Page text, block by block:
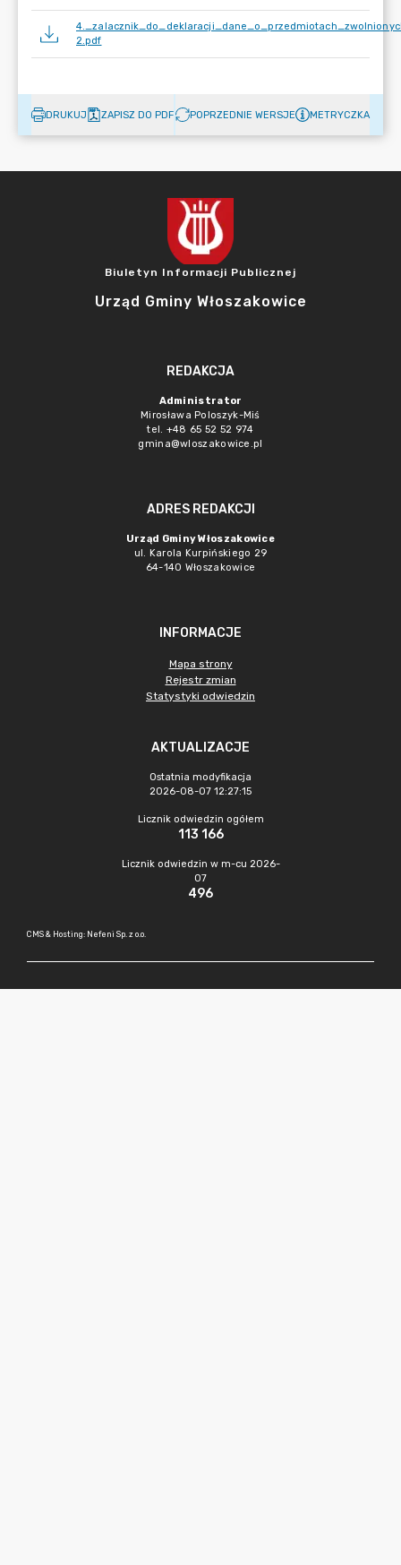
2.pdf
DRUKUJ ZAPISZ DO PDF POPRZEDNIE WERSJE METRYCZKA
Biuletyn Informacji Publicznej
Urząd Gminy Włoszakowice
REDAKCJA
Administrator
Mirosława Poloszyk-Miś
tel. +48 65 52 52 974
gmina@wloszakowice.pl
ADRES REDAKCJI
Urząd Gminy Włoszakowice
ul. Karola Kurpińskiego 29
64-140 Włoszakowice
INFORMACJE
Mapa strony
Rejestr zmian
Statystyki odwiedzin
AKTUALIZACJE
Ostatnia modyfikacja
2026-08-07 12:27:15
Licznik odwiedzin ogółem
113 166
Licznik odwiedzin w m-cu 2026-
07
496
CMS & Hosting: Nefeni Sp. z o.o.